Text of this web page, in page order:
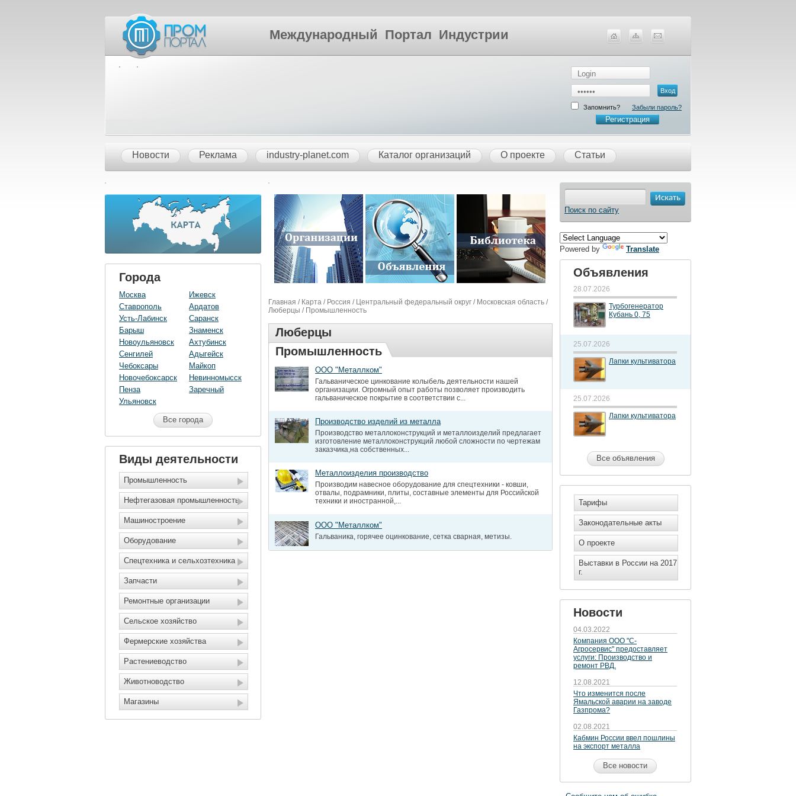
Международный Портал Индустрии
Запомнить? Забыли пароль?
Регистрация
Новости Реклама industry-planet.com Каталог организаций О проекте Статьи
Города
Москва
Ставрополь
Усть-Лабинск
Барыш
Новоульяновск
Сенгилей
Чебоксары
Новочебоксарск
Пенза
Ульяновск
Ижевск
Ардатов
Саранск
Знаменск
Ахтубинск
Адыгейск
Майкоп
Невинномысск
Заречный
Все города
Виды деятельности
Промышленность
Нефтегазовая промышленность
Машиностроение
Оборудование
Спецтехника и сельхозтехника
Запчасти
Ремонтные организации
Сельское хозяйство
Фермерские хозяйства
Растениеводство
Животноводство
Магазины
Главная / Карта / Россия / Центральный федеральный округ / Московская область /
Люберцы / Промышленность
Люберцы
Промышленность
ООО "Металлком"
Гальваническое цинкование колыбель деятельности нашей
организации. Огромный опыт работы позволяет производить
гальваническое покрытие в соответствии с...
Производство изделий из металла
Производство металлоконструкций и металлоизделий предлагает
изготовление металлоконструкций любой сложности по чертежам
заказчика,на собственных...
Металлоизделия производство
Производим навесное оборудование для спецтехники - ковши,
отвалы, подрамники, плиты, составные элементы для Российской
техники и иностранной,...
ООО "Металлком"
Гальваника, горячее оцинкование, сетка сварная, метизы.
Поиск по сайту
Powered by Translate
Объявления
28.07.2026
Турбогенератор
Кубань 0, 75
25.07.2026
Лапки культиватора
25.07.2026
Лапки культиватора
Все объявления
Тарифы
Законодательные акты
О проекте
Выставки в России на 2017
г.
Новости
04.03.2022
Компания ООО "С-
Агросервис" предоставляет
услуги: Производство и
ремонт РВД.
12.08.2021
Что изменится после
Ямальской аварии на заводе
Газпрома?
02.08.2021
Кабмин России ввел пошлины
на экспорт металла
Все новости